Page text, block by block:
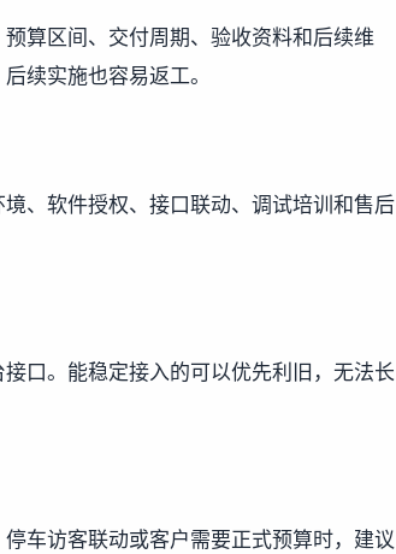
算区间、交付周期、验收资料和后续维
续实施也容易返工。
、软件授权、接口联动、调试培训和售后
口。能稳定接入的可以优先利旧，无法长
车访客联动或客户需要正式预算时，建议